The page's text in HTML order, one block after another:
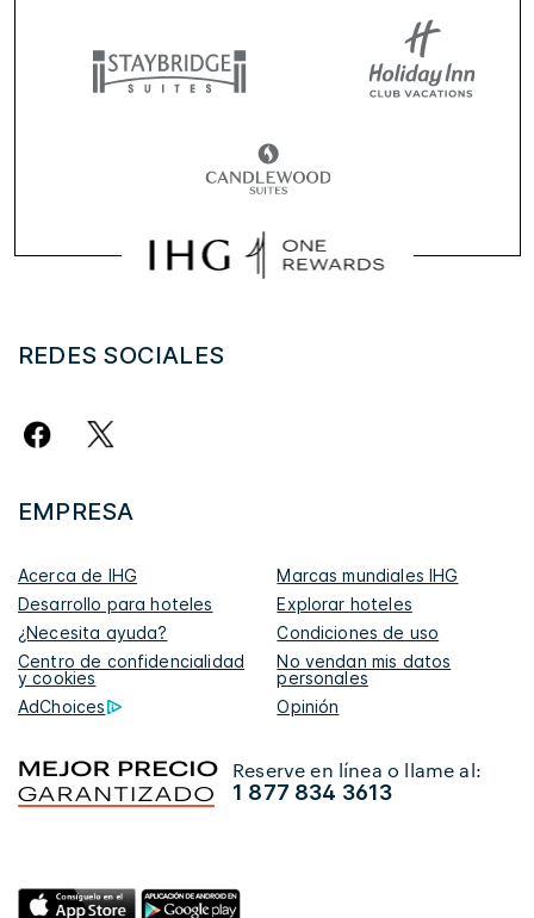
REDES SOCIALES
EMPRESA
Acerca de IHG
Marcas mundiales IHG
Desarrollo para hoteles
Explorar hoteles
¿Necesita ayuda?
Condiciones de uso
Centro de confidencialidad
y cookies
No vendan mis datos
personales
AdChoices
Opinión
Reserve en línea o llame al:
1 877 834 3613